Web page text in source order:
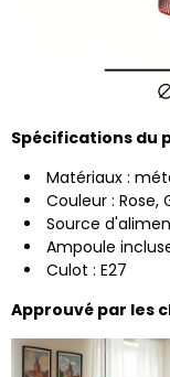
Spécifications du
Matériaux :
Couleur : Rose,
Source
Ampoule
Culot : E27
Approuvé par les